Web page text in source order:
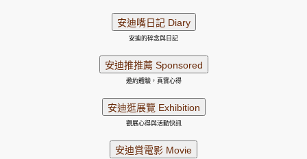
安迪的碎念與日記
邀約體驗，真實心得
觀展心得與活動快訊